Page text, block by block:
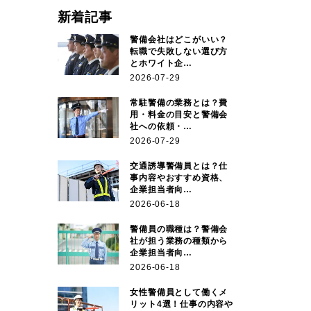
新着記事
警備会社はどこがいい？
転職で失敗しない選び方
とホワイト企…
2026-07-29
常駐警備の業務とは？費
用・料金の目安と警備会
社への依頼・…
2026-07-29
交通誘導警備員とは？仕
事内容やおすすめ資格、
企業担当者向…
2026-06-18
警備員の職種は？警備会
社が担う業務の種類から
企業担当者向…
2026-06-18
女性警備員として働くメ
リット4選！仕事の内容や